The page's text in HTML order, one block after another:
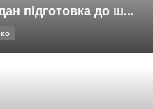
підготовка до ш...